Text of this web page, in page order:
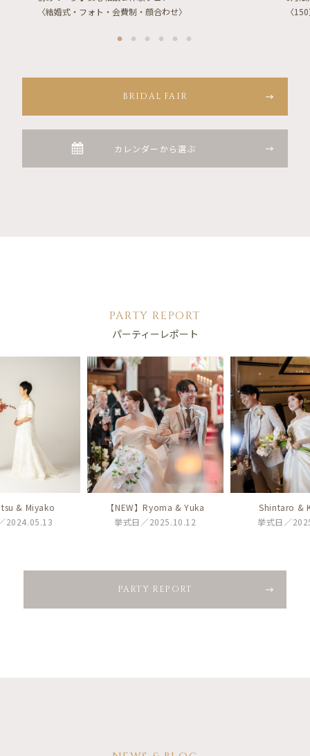
〈結婚式・フォト・会費制・顔合わせ〉
〈
BRIDAL FAIR
カレンダーから選ぶ
PARTY REPORT
パーティーレポート
& Miyako
2024.05.13
【NEW】Ryoma & Yuka
挙式日／2025.10.12
Shintaro &
挙式日／
PARTY REPORT